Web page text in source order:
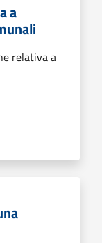
a
relativa a